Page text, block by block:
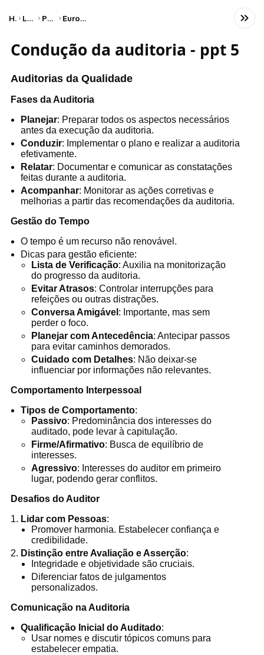
Home Language Portuguese European Portugese
Condução da auditoria - ppt 5
Auditorias da Qualidade
Fases da Auditoria
Planejar: Preparar todos os aspectos necessários
antes da execução da auditoria.
Conduzir: Implementar o plano e realizar a auditoria
efetivamente.
Relatar: Documentar e comunicar as constatações
feitas durante a auditoria.
Acompanhar: Monitorar as ações corretivas e
melhorias a partir das recomendações da auditoria.
Gestão do Tempo
O tempo é um recurso não renovável.
Dicas para gestão eficiente:
Lista de Verificação: Auxilia na monitorização
do progresso da auditoria.
Evitar Atrasos: Controlar interrupções para
refeições ou outras distrações.
Conversa Amigável : Importante, mas sem
perder o foco.
Planejar com Antecedência: Antecipar passos
para evitar caminhos demorados.
Cuidado com Detalhes: Não deixar-se
influenciar por informações não relevantes.
Comportamento Interpessoal
Tipos de Comportamento:
Passivo: Predominância dos interesses do
auditado, pode levar à capitulação.
Firme/Afirmativo: Busca de equilíbrio de
interesses.
Agressivo: Interesses do auditor em primeiro
lugar, podendo gerar conflitos.
Desafios do Auditor
Lidar com Pessoas:
Promover harmonia. Estabelecer confiança e
credibilidade.
Distinção entre Avaliação e Asserção:
Integridade e objetividade são cruciais.
Diferenciar fatos de julgamentos
personalizados.
Comunicação na Auditoria
Qualificação Inicial do Auditado:
Usar nomes e discutir tópicos comuns para
estabelecer empatia.